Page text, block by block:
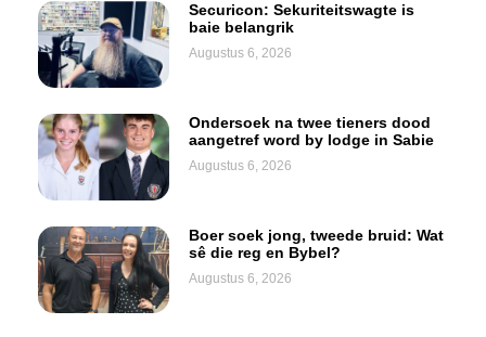
Securicon: Sekuriteitswagte is
baie belangrik
Augustus 6, 2026
Ondersoek na twee tieners dood
aangetref word by lodge in Sabie
Augustus 6, 2026
Boer soek jong, tweede bruid: Wat
sê die reg en Bybel?
Augustus 6, 2026